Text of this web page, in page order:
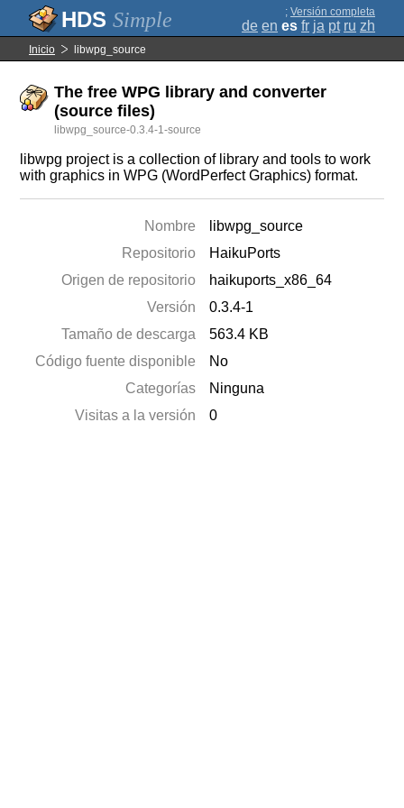
Simple ; Versión completa
de en es fr ja pt ru zh
Inicio libwpg_source
The free WPG library and converter
(source files)
libwpg_source-0.3.4-1-source
libwpg project is a collection of library and tools to work
with graphics in WPG (WordPerfect Graphics) format.
Nombre
libwpg_source
Repositorio
HaikuPorts
Origen de repositorio
haikuports_x86_64
Versión
0.3.4-1
Tamaño de descarga
563.4 KB
Código fuente disponible
No
Categorías
Ninguna
Visitas a la versión
0